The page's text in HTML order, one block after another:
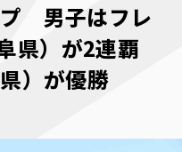
男子はフレ
県）が2連覇
）が優勝